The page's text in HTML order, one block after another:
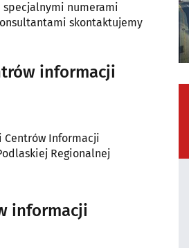
specjalnymi numerami
skontaktujemy
informacji
Centrów Informacji
Regionalnej
informacji